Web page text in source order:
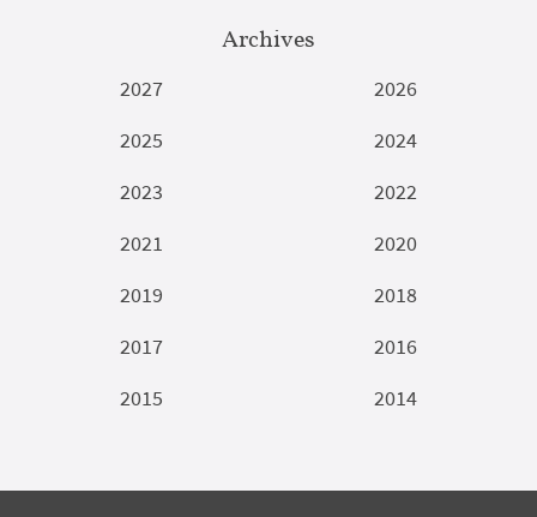
Archives
2027
2026
2025
2024
2023
2022
2021
2020
2019
2018
2017
2016
2015
2014